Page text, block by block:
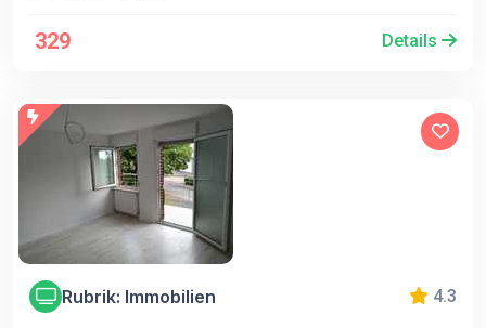
329 Details
Rubrik: Immobilien 4.3